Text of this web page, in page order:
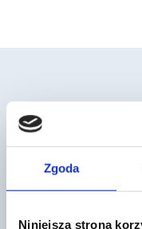
Zgoda
Niniejsza strona
Mogą cię również